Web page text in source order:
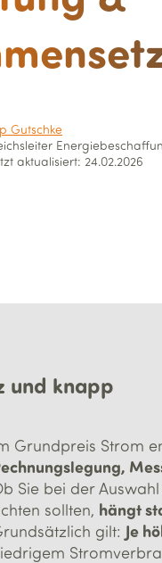
Gutschke
aktualisiert: 24.02.2026
und knapp
Grundpreis Strom
Sie bei der
sollten, hängt
gilt: Je